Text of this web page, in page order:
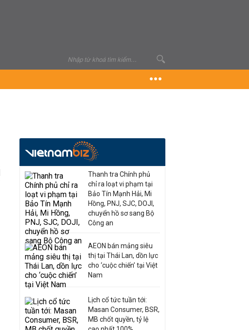
Thanh tra Chính phủ
chỉ ra loạt vi phạm tại
Bảo Tín Mạnh Hải, Mi
Hồng, PNJ, SJC, DOJI,
chuyển hồ sơ sang Bộ
Công an
AEON bán mảng siêu
thị tại Thái Lan, dồn lực
cho ‘cuộc chiến’ tại Việt
Nam
Lịch cổ tức tuần tới:
Masan Consumer, BSR,
MB chốt quyền, tỷ lệ